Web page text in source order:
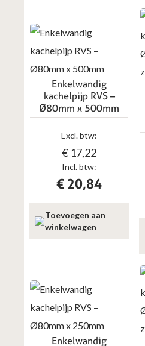
Enkelwandig
kachelpijp RVS –
Ø80mm x 500mm
Incl. btw:
€ 20,84
Excl. btw:
€ 17,22
Toevoegen aan
winkelwagen
Enkelwandig